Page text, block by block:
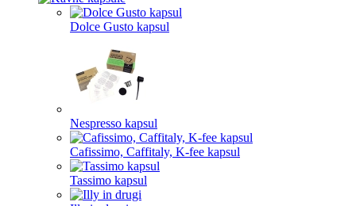
Dolce Gusto kapsul
Nespresso kapsul
Cafissimo, Caffitaly, K-fee kapsul
Tassimo kapsul